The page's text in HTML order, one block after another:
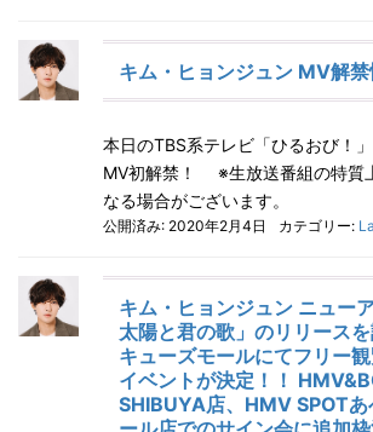
キム・ヒョンジュン MV解禁
本日のTBS系テレビ「ひるおび！
MV初解禁！ ※生放送番組の特質
なる場合がございます。
公開済み: 2020年2月4日 カテゴリー:
キム・ヒョンジュン ニュー
太陽と君の歌」のリリース
キューズモールにてフリー
イベントが決定！！
SHIBUYA店、HMV SPOT